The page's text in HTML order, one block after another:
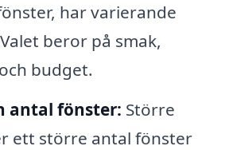
har varierande
beror på smak,
budget.
antal fönster: Större
ett större antal fönster